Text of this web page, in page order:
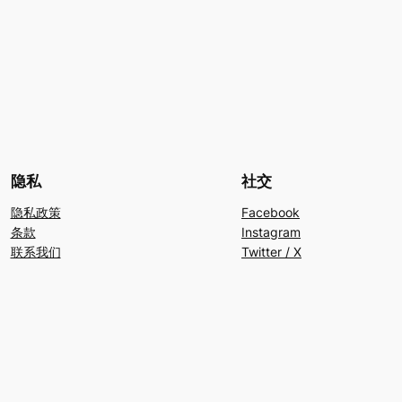
隐私
隐私政策
条款
联系我们
社交
Facebook
Instagram
Twitter / X